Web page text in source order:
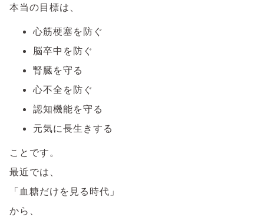
本当の目標は、
心筋梗塞を防ぐ
脳卒中を防ぐ
腎臓を守る
心不全を防ぐ
認知機能を守る
元気に長生きする
ことです。
最近では、
「血糖だけを見る時代」
から、